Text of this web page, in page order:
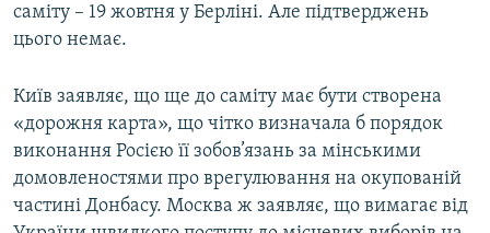
саміту – 19 жовтня у Берліні. Але підтверджень
цього немає.
Київ заявляє, що ще до саміту має бути створена
«дорожня карта», що чітко визначала б порядок
виконання Росією її зобов’язань за мінськими
домовленостями про врегулювання на окупованій
частині Донбасу. Москва ж заявляє, що вимагає від